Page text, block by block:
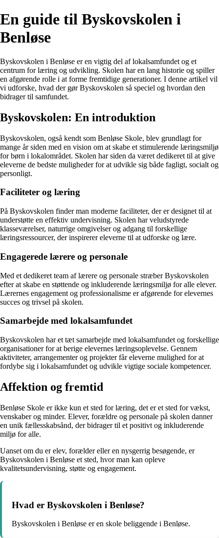
En guide til Byskovskolen i
Benløse
Byskovskolen i Benløse er en vigtig del af lokalsamfundet og et
centrum for læring og udvikling. Skolen har en lang historie og spiller
en afgørende rolle i at forme fremtidige generationer. I denne artikel vil
vi udforske, hvad der gør Byskovskolen så speciel og hvordan den
bidrager til samfundet.
Byskovskolen: En introduktion
Byskovskolen, også kendt som Benløse Skole, blev grundlagt for
mange år siden med en vision om at skabe et stimulerende læringsmiljø
for børn i lokalområdet. Skolen har siden da været dedikeret til at give
eleverne de bedste muligheder for at udvikle sig både fagligt, socialt og
personligt.
Faciliteter og læring
På Byskovskolen finder man moderne faciliteter, der er designet til at
understøtte en effektiv undervisning. Skolen har veludstyrede
klasseværelser, naturrige omgivelser og adgang til forskellige
læringsressourcer, der inspirerer eleverne til at udforske og lære.
Engagerede lærere og personale
Med et dedikeret team af lærere og personale stræber Byskovskolen
efter at skabe en støttende og inkluderende læringsmiljø for alle elever.
Lærernes engagement og professionalisme er afgørende for elevernes
succes og trivsel på skolen.
Samarbejde med lokalsamfundet
Byskovskolen har et tæt samarbejde med lokalsamfundet og forskellige
organisationer for at berige elevernes læringsoplevelse. Gennem
aktiviteter, arrangementer og projekter får eleverne mulighed for at
fordybe sig i lokalsamfundet og udvikle vigtige sociale kompetencer.
Affektion og fremtid
Benløse Skole er ikke kun et sted for læring, det er et sted for vækst,
venskaber og minder. Elever, forældre og personale på skolen danner
en unik fællesskabsånd, der bidrager til et positivt og inkluderende
miljø for alle.
Uanset om du er elev, forælder eller en nysgerrig besøgende, er
Byskovskolen i Benløse et sted, hvor man kan opleve
kvalitetsundervisning, støtte og engagement.
Hvad er Byskovskolen i Benløse?
Byskovskolen i Benløse er en skole beliggende i Benløse.